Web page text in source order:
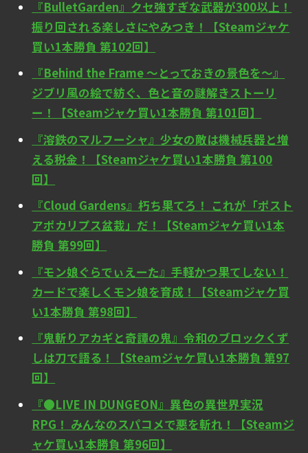
『BulletGarden』クセ強すぎな武器が300以上！
振り回される楽しさにやみつき！【Steamジャケ
買い1本勝負 第102回】
『Behind the Frame ～とっておきの景色を～』
ジブリ風の絵で紡ぐ、色と音の謎解きストーリ
ー！【Steamジャケ買い1本勝負 第101回】
『溶鉄のマルフーシャ』少女の敵は機械兵器と増
える税金！【Steamジャケ買い1本勝負 第100
回】
『Cloud Gardens』朽ち果てろ！ これが「ポスト
アポカリプス盆栽」だ！【Steamジャケ買い1本
勝負 第99回】
『モン娘ぐらでぃえーた』手軽かつ果てしない！
カードで楽しくモン娘を育成！【Steamジャケ買
い1本勝負 第98回】
『鬼斬りアカギと奇譚の鬼』令和のブロックくず
しは刀で語る！【Steamジャケ買い1本勝負 第97
回】
『●LIVE IN DUNGEON』異色の異世界実況
RPG！ みんなのスパコメで悪を斬れ！【Steamジ
ャケ買い1本勝負 第96回】